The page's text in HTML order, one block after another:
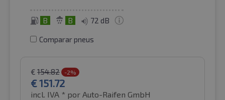
B B 72 dB
Comparar pneus
€ 154.82 -2%
€151.72
incl. IVA * por Auto-Raifen GmbH